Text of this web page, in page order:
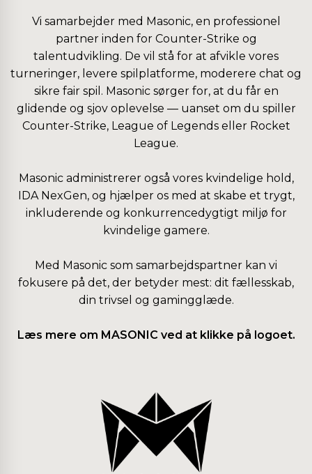
Vi samarbejder med Masonic, en professionel
partner inden for Counter-Strike og
talentudvikling. De vil stå for at afvikle vores
turneringer, levere spilplatforme, moderere chat og
sikre fair spil. Masonic sørger for, at du får en
glidende og sjov oplevelse — uanset om du spiller
Counter-Strike, League of Legends eller Rocket
League.
Masonic administrerer også vores kvindelige hold,
IDA NexGen, og hjælper os med at skabe et trygt,
inkluderende og konkurrencedygtigt miljø for
kvindelige gamere.
Med Masonic som samarbejdspartner kan vi
fokusere på det, der betyder mest: dit fællesskab,
din trivsel og gamingglæde.
Læs mere om MASONIC ved at klikke på logoet.